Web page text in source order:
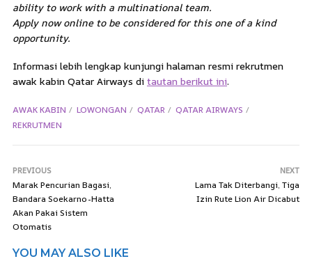
ability to work with a multinational team.
Apply now online to be considered for this one of a kind
opportunity.
Informasi lebih lengkap kunjungi halaman resmi rekrutmen
awak kabin Qatar Airways di tautan berikut ini.
AWAK KABIN LOWONGAN QATAR
QATAR AIRWAYS
REKRUTMEN
PREVIOUS
Marak Pencurian Bagasi,
Bandara Soekarno-Hatta
Akan Pakai Sistem
Otomatis
NEXT
Lama Tak Diterbangi, Tiga
Izin Rute Lion Air Dicabut
YOU MAY ALSO LIKE